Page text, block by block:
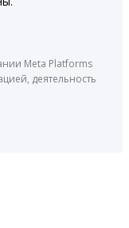
Meta Platforms
деятельность